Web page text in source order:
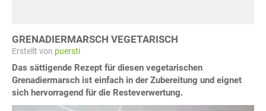
GRENADIERMARSCH VEGETARISCH
Erstellt von puersti
Das sättigende Rezept für diesen vegetarischen
Grenadiermarsch ist einfach in der Zubereitung und eignet
sich hervorragend für die Resteverwertung.